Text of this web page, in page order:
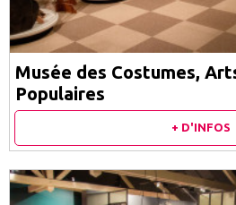
Musée des Costumes,
Populaires
+ D'INFOS